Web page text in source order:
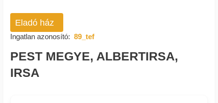
Eladó ház
Ingatlan azonosító: 89_tef
PEST MEGYE, ALBERTIRSA,
IRSA